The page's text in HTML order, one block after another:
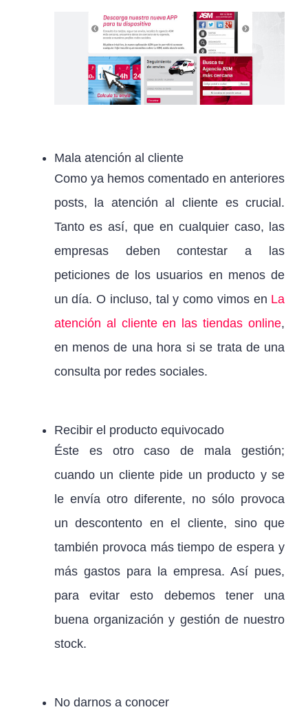
Mala atención al cliente
Como ya hemos comentado en anteriores
posts, la atención al cliente es crucial.
Tanto es así, que en cualquier caso, las
empresas deben contestar a las
peticiones de los usuarios en menos de
un día. O incluso, tal y como vimos en La
atención al cliente en las tiendas online,
en menos de una hora si se trata de una
consulta por redes sociales.
Recibir el producto equivocado
Éste es otro caso de mala gestión;
cuando un cliente pide un producto y se
le envía otro diferente, no sólo provoca
un descontento en el cliente, sino que
también provoca más tiempo de espera y
más gastos para la empresa. Así pues,
para evitar esto debemos tener una
buena organización y gestión de nuestro
stock.
No darnos a conocer